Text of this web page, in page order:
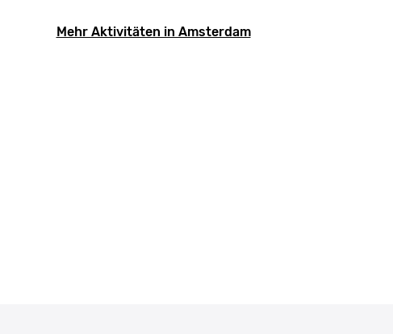
Mehr Aktivitäten in Amsterdam